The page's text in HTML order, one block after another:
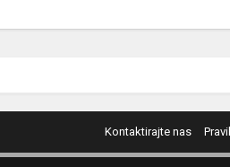
Kontaktirajte nas